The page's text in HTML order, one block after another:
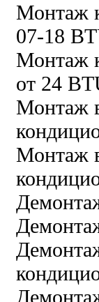
Монтаж
07-18
Монтаж
от 24
Монтаж
Монтаж